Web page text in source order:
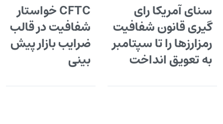
سنای آمریکا رای
گیری قانون شفافیت
رمزارزها را تا سپتامبر
به تعویق انداخت
CFTC خواستار
شفافیت در قالب
ضرایب بازار پیش
بینی